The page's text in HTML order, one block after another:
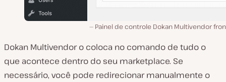
Painel de controle Dokan Multivendor
Dokan Multivendor o coloca no comando de tudo o
que acontece dentro do seu marketplace. Se
necessário, você pode redirecionar manualmente o